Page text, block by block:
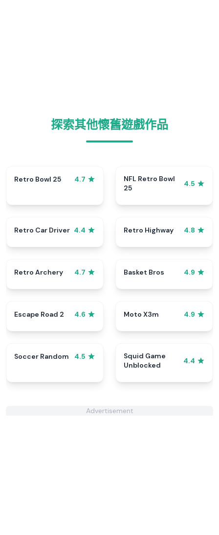
探索其他懷舊遊戲作品
Retro Bowl 25 4.7
NFL Retro Bowl
25
4.5
Retro Car Driver 4.4 Retro Highway 4.8
Retro Archery 4.7 Basket Bros 4.9
Escape Road 2 4.6 Moto X3m 4.9
Soccer Random 4.5
Squid Game
Unblocked
4.4
Advertisement